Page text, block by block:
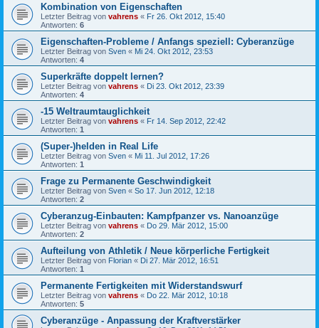
Kombination von Eigenschaften
Letzter Beitrag von vahrens « Fr 26. Okt 2012, 15:40
Antworten: 6
Eigenschaften-Probleme / Anfangs speziell: Cyberanzüge
Letzter Beitrag von Sven « Mi 24. Okt 2012, 23:53
Antworten: 4
Superkräfte doppelt lernen?
Letzter Beitrag von vahrens « Di 23. Okt 2012, 23:39
Antworten: 4
-15 Weltraumtauglichkeit
Letzter Beitrag von vahrens « Fr 14. Sep 2012, 22:42
Antworten: 1
(Super-)helden in Real Life
Letzter Beitrag von Sven « Mi 11. Jul 2012, 17:26
Antworten: 1
Frage zu Permanente Geschwindigkeit
Letzter Beitrag von Sven « So 17. Jun 2012, 12:18
Antworten: 2
Cyberanzug-Einbauten: Kampfpanzer vs. Nanoanzüge
Letzter Beitrag von vahrens « Do 29. Mär 2012, 15:00
Antworten: 2
Aufteilung von Athletik / Neue körperliche Fertigkeit
Letzter Beitrag von Florian « Di 27. Mär 2012, 16:51
Antworten: 1
Permanente Fertigkeiten mit Widerstandswurf
Letzter Beitrag von vahrens « Do 22. Mär 2012, 10:18
Antworten: 5
Cyberanzüge - Anpassung der Kraftverstärker